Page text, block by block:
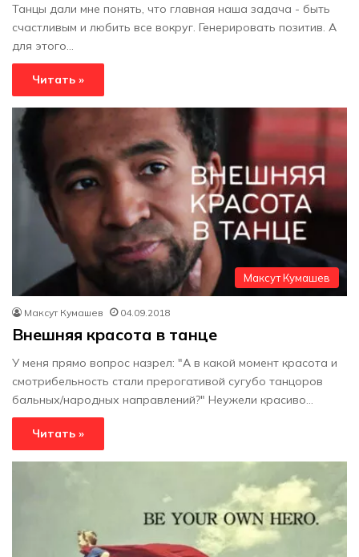
Танцы дали мне понять, что главная наша задача - быть
счастливым и любить все вокруг. Генерировать позитив. А
для этого…
Читать »
Максут Кумашев
Максут Кумашев 04.09.2018
Внешняя красота в танце
У меня прямо вопрос назрел: "А в какой момент красота и
смотрибельность стали прерогативой сугубо танцоров
бальных/народных направлений?" Неужели красиво…
Читать »